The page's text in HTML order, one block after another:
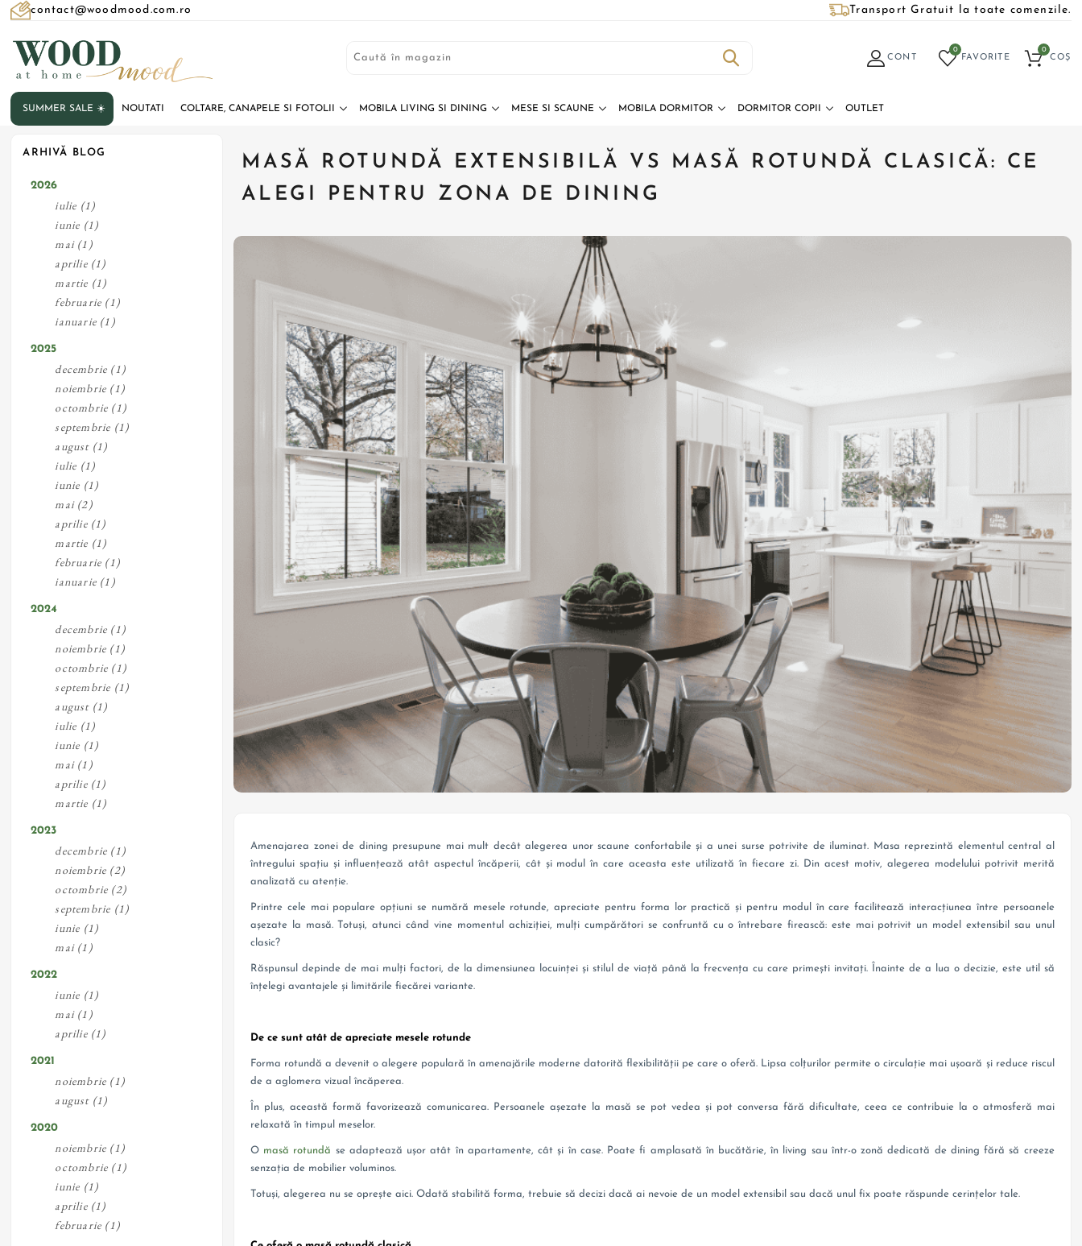
contact@woodmood.com.ro Transport Gratuit la toate comenzile.
CONT FAVORITE
0
COȘ
0
SUMMER SALE ☀️ NOUTATI COLTARE, CANAPELE SI FOTOLII MOBILA LIVING SI DINING MESE SI SCAUNE MOBILA DORMITOR DORMITOR COPII OUTLET
ARHIVĂ BLOG
2026
iulie (1)
iunie (1)
mai (1)
aprilie (1)
martie (1)
februarie (1)
ianuarie (1)
2025
decembrie (1)
noiembrie (1)
octombrie (1)
septembrie (1)
august (1)
iulie (1)
iunie (1)
mai (2)
aprilie (1)
martie (1)
februarie (1)
ianuarie (1)
2024
decembrie (1)
noiembrie (1)
octombrie (1)
septembrie (1)
august (1)
iulie (1)
iunie (1)
mai (1)
aprilie (1)
martie (1)
2023
decembrie (1)
noiembrie (2)
octombrie (2)
septembrie (1)
iunie (1)
mai (1)
2022
iunie (1)
mai (1)
aprilie (1)
2021
noiembrie (1)
august (1)
2020
noiembrie (1)
octombrie (1)
iunie (1)
aprilie (1)
februarie (1)
MASĂ ROTUNDĂ EXTENSIBILĂ VS MASĂ ROTUNDĂ CLASICĂ: CE
ALEGI PENTRU ZONA DE DINING
Amenajarea zonei de dining presupune mai mult decât alegerea unor scaune confortabile și a unei surse potrivite de iluminat. Masa reprezintă elementul central al
întregului spațiu și influențează atât aspectul încăperii, cât și modul în care aceasta este utilizată în fiecare zi. Din acest motiv, alegerea modelului potrivit merită
analizată cu atenție.
Printre cele mai populare opțiuni se numără mesele rotunde, apreciate pentru forma lor practică și pentru modul în care facilitează interacțiunea între persoanele
așezate la masă. Totuși, atunci când vine momentul achiziției, mulți cumpărători se confruntă cu o întrebare firească: este mai potrivit un model extensibil sau unul
clasic?
Răspunsul depinde de mai mulți factori, de la dimensiunea locuinței și stilul de viață până la frecvența cu care primești invitați. Înainte de a lua o decizie, este util să
înțelegi avantajele și limitările fiecărei variante.
De ce sunt atât de apreciate mesele rotunde
Forma rotundă a devenit o alegere populară în amenajările moderne datorită flexibilității pe care o oferă. Lipsa colțurilor permite o circulație mai ușoară și reduce riscul
de a aglomera vizual încăperea.
În plus, această formă favorizează comunicarea. Persoanele așezate la masă se pot vedea și pot conversa fără dificultate, ceea ce contribuie la o atmosferă mai
relaxată în timpul meselor.
O masă rotundă se adaptează ușor atât în apartamente, cât și în case. Poate fi amplasată în bucătărie, în living sau într-o zonă dedicată de dining fără să creeze
senzația de mobilier voluminos.
Totuși, alegerea nu se oprește aici. Odată stabilită forma, trebuie să decizi dacă ai nevoie de un model extensibil sau dacă unul fix poate răspunde cerințelor tale.